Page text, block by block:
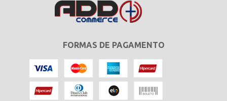
FORMAS DE PAGAMENTO